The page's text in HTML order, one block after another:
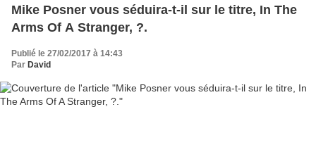
Mike Posner vous séduira-t-il sur le titre, In The
Arms Of A Stranger, ?.
Publié le 27/02/2017 à 14:43
Par David